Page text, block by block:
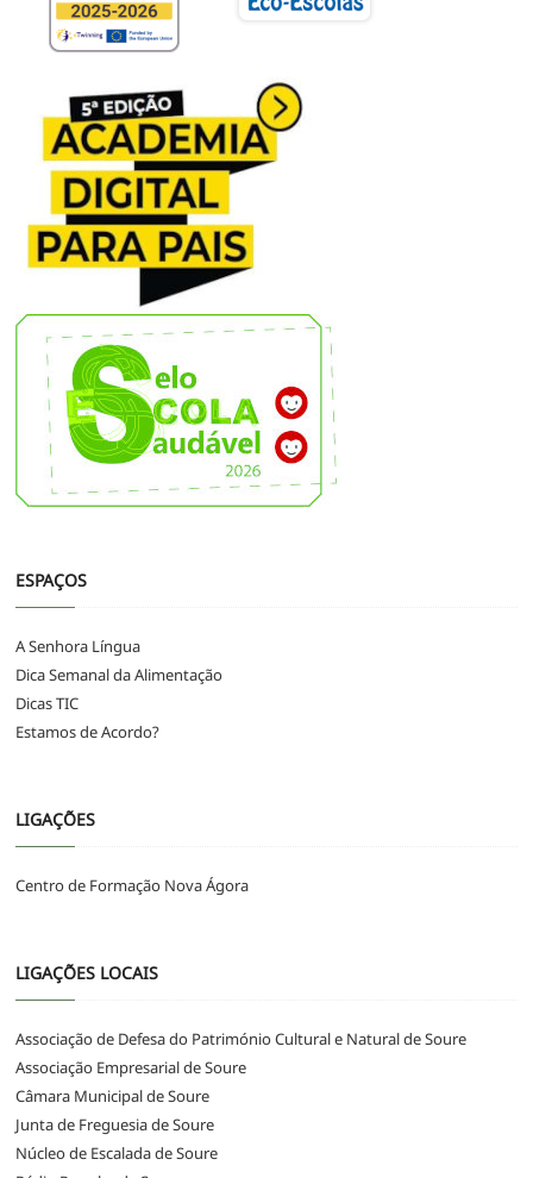
ESPAÇOS
A Senhora Língua
Dica Semanal da Alimentação
Dicas TIC
Estamos de Acordo?
LIGAÇÕES
Centro de Formação Nova Ágora
LIGAÇÕES LOCAIS
Associação de Defesa do Património Cultural e Natural de Soure
Associação Empresarial de Soure
Câmara Municipal de Soure
Junta de Freguesia de Soure
Núcleo de Escalada de Soure